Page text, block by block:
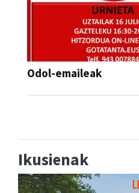
Odol-emaileak
Ikusienak